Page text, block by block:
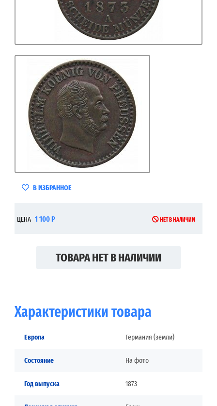
В ИЗБРАННОЕ
ЦЕНА 1 100 Р НЕТ В НАЛИЧИИ
ТОВАРА НЕТ В НАЛИЧИИ
Характеристики товара
Европа Германия (земли)
Состояние На фото
Год выпуска 1873